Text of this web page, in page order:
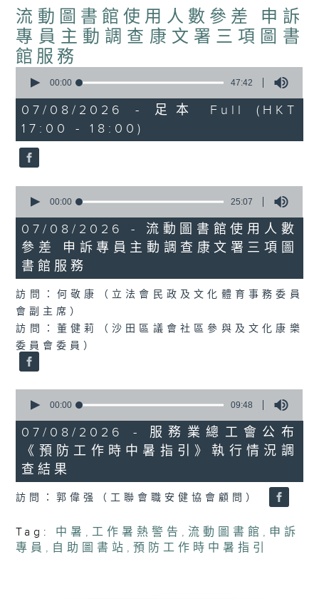
流動圖書館使用人數參差 申訴
專員主動調查康文署三項圖書
館服務
seconds
47
minutes,
42
seconds
00:00 47:42
07/08/2026 - 足本 Full (HKT
17:00 - 18:00)
seconds
25
minutes,
7
seconds
00:00 25:07
07/08/2026 - 流動圖書館使用人數
參差 申訴專員主動調查康文署三項圖
書館服務
訪問：何敬康（立法會民政及文化體育事務委員
會副主席）
訪問：董健莉（沙田區議會社區參與及文化康樂
委員會委員）
seconds
9
minutes,
48
seconds
00:00 09:48
07/08/2026 - 服務業總工會公布
《預防工作時中暑指引》執行情況調
查結果
訪問：郭偉强（工聯會職安健協會顧問）
Tag: 中暑 ,工作暑熱警告 ,流動圖書館 , 申訴
專員 , 自助圖書站 ,預防工作時中暑指引